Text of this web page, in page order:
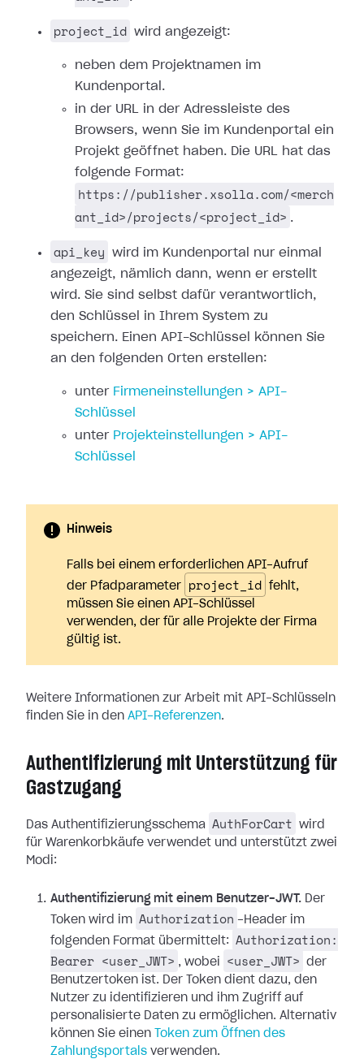
project_id wird angezeigt:
neben dem Projektnamen im
Kundenportal.
in der URL in der Adressleiste des
Browsers, wenn Sie im Kundenportal ein
Projekt geöffnet haben. Die URL hat das
folgende Format:
https://publisher.xsolla.com/<merch
ant_id>/projects/<project_id> .
api_key
wird im Kundenportal nur einmal
angezeigt, nämlich dann, wenn er erstellt
wird. Sie sind selbst dafür verantwortlich,
den Schlüssel in Ihrem System zu
speichern. Einen API-Schlüssel können Sie
an den folgenden Orten erstellen:
unter Firmeneinstellungen > API-
Schlüssel
unter Projekteinstellungen > API-
Schlüssel
Hinweis
Falls bei einem erforderlichen API-Aufruf
der Pfadparameter
project_id
fehlt,
müssen Sie einen API-Schlüssel
verwenden, der für alle Projekte der Firma
gültig ist.
Weitere Informationen zur Arbeit mit API-Schlüsseln
finden Sie in den API-Referenzen.
Authentifizierung mit Unterstützung für
Gastzugang
Das Authentifizierungsschema AuthForCart
wird
für Warenkorbkäufe verwendet und unterstützt zwei
Modi:
Authentifizierung mit einem Benutzer-JWT. Der
Token wird im Authorization -Header im
folgenden Format übermittelt:
Authorization:
Bearer <user_JWT> , wobei <user_JWT>
der
Benutzertoken ist. Der Token dient dazu, den
Nutzer zu identifizieren und ihm Zugriff auf
personalisierte Daten zu ermöglichen. Alternativ
können Sie einen
Token zum Öffnen des
Zahlungsportals verwenden.